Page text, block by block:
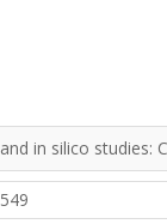
in silico